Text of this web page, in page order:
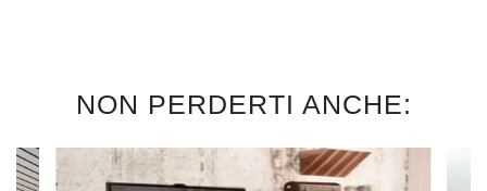
NON PERDERTI ANCHE: